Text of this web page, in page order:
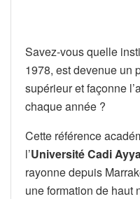
Savez-vous quelle
1978, est devenue un
supérieur et façonne
chaque année ?
Cette référence
l’Université Cadi
rayonne depuis
une formation de haut